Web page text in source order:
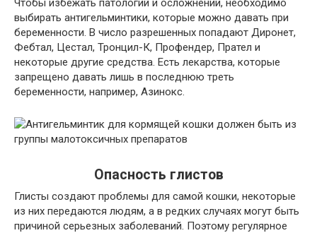
Чтобы избежать патологий и осложнений, необходимо
выбирать антигельминтики, которые можно давать при
беременности. В число разрешенных попадают Диронет,
Фебтал, Цестал, Тронцил-К, Профендер, Прател и
некоторые другие средства. Есть лекарства, которые
запрещено давать лишь в последнюю треть
беременности, например, Азинокс.
Опасность глистов
Глисты создают проблемы для самой кошки, некоторые
из них передаются людям, а в редких случаях могут быть
причиной серьезных заболеваний. Поэтому регулярное